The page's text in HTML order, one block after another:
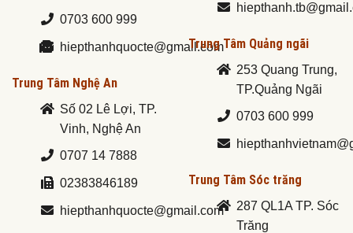
0703 600 999
hiepthanhquocte@gmail.com
Trung Tâm Nghệ An
Số 02 Lê Lợi, TP.
Vinh, Nghệ An
0707 14 7888
02383846189
hiepthanhquocte@gmail.com
Trung Tâm Quảng ngãi
253 Quang Trung,
TP.Quảng Ngãi
0703 600 999
Trung Tâm Sóc trăng
287 QL1A TP. Sóc
Trăng